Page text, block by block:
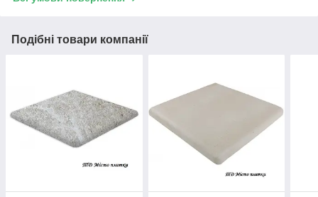
Подібні товари компанії